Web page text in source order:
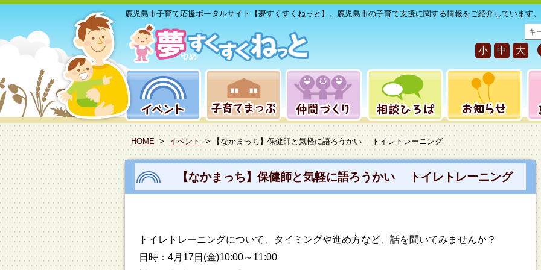
鹿児島市子育て応援ポータルサイト【夢すくすくねっと】。鹿児島市の子育て支援に関する情報をご紹介しています。
サ
イ
ト
内
小 中 大
HOME > イベント > 【なかまっち】保健師と気軽に語ろうかい トイレトレーニング
【なかまっち】保健師と気軽に語ろうかい トイレトレーニング
トイレトレーニングについて、タイミングや進め方など、話を聞いてみませんか？
日時：4月17日(金)10:00～11:00